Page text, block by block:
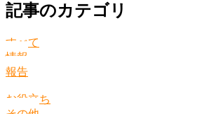
記事のカテゴリ
すべて
情報
報告
お役立ち